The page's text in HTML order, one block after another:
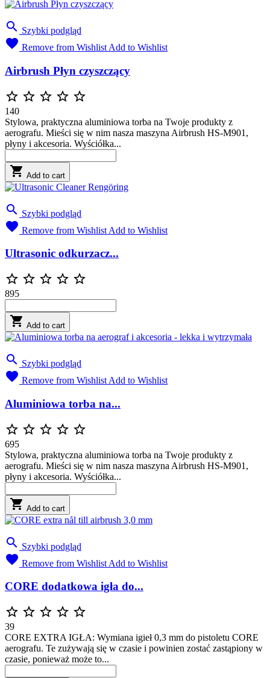
 Szybki podgląd
 Remove from Wishlist Add to Wishlist
Airbrush Płyn czyszczący
    
140
Stylowa, praktyczna aluminiowa torba na Twoje produkty z
aerografu. Mieści się w nim nasza maszyna Airbrush HS-M901,
płyny i akcesoria. Wyściółka...
 Add to cart
 Szybki podgląd
 Remove from Wishlist Add to Wishlist
Ultrasonic odkurzacz...
    
895
 Add to cart
 Szybki podgląd
 Remove from Wishlist Add to Wishlist
Aluminiowa torba na...
    
695
Stylowa, praktyczna aluminiowa torba na Twoje produkty z
aerografu. Mieści się w nim nasza maszyna Airbrush HS-M901,
płyny i akcesoria. Wyściółka...
 Add to cart
 Szybki podgląd
 Remove from Wishlist Add to Wishlist
CORE dodatkowa igła do...
    
39
CORE EXTRA IGŁA: Wymiana igieł 0,3 mm do pistoletu CORE
aerografu. Te zużywają się w czasie i powinien zostać zastąpiony w
czasie, ponieważ może to...